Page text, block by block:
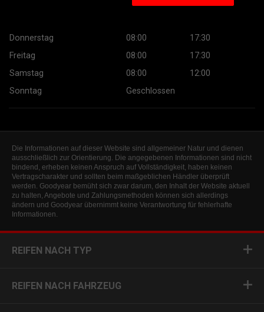
08:00
Donnerstag
08:00
17:30
Freitag
08:00
17:30
Samstag
08:00
12:00
Sonntag
Geschlossen
Die Informationen auf dieser Website sind allgemeiner Natur und dienen
ausschließlich zur Orientierung. Die angegebenen Informationen sind nicht
bindend, erheben keinen Anspruch auf Vollständigkeit, haben keinen
Vertragscharakter und sollten beim maßgeblichen Händler überprüft
werden. Goodyear bemüht sich zwar darum, den Inhalt der Website aktuell
zu halten, Angebote und Zahlungsmethoden können sich allerdings
ändern und Goodyear übernimmt keine Verantwortung für fehlerhafte
Informationen.
REIFEN NACH TYP
REIFEN NACH FAHRZEUG